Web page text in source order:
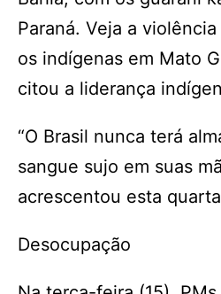
Paraná. Veja a
os indígenas em Mato
citou a liderança
“O Brasil nunca terá
sangue sujo em suas
acrescentou esta
Desocupação